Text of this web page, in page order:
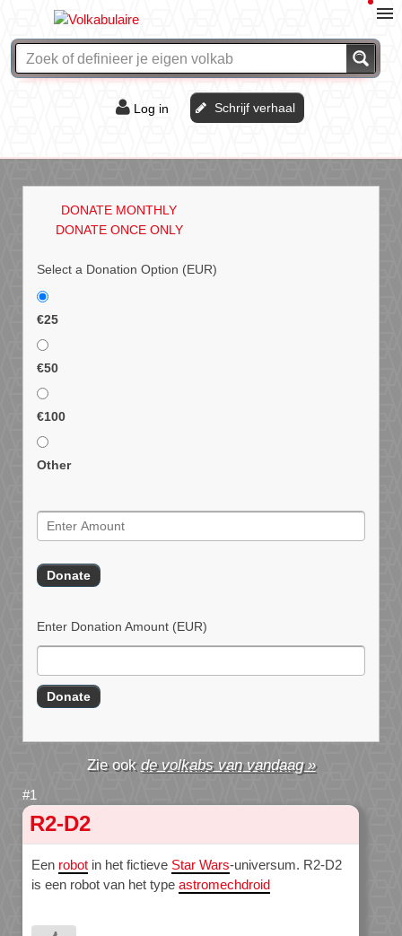
Log in Schrijf verhaal
DONATE MONTHLY
DONATE ONCE ONLY
Select a Donation Option (EUR)
€25
€50
€100
Other
Enter Donation Amount (EUR)
de volkabs van vandaag »
R2-D2
Een robot in het fictieve Star Wars-universum. R2-D2
is een robot van het type astromechdroid